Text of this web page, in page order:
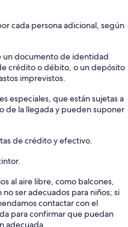
cada persona adicional, según
documento de identidad
crédito o débito, o un depósito
imprevistos.
especiales, que están sujetas a
de la llegada y pueden suponer
de crédito y efectivo.
al aire libre, como balcones,
ser adecuados para niños; si
contactar con el
para confirmar que puedan
adecuada